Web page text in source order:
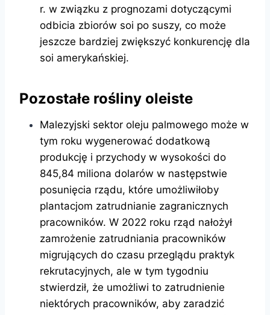
r. w związku z prognozami dotyczącymi
odbicia zbiorów soi po suszy, co może
jeszcze bardziej zwiększyć konkurencję dla
soi amerykańskiej.
Pozostałe rośliny oleiste
Malezyjski sektor oleju palmowego może w
tym roku wygenerować dodatkową
produkcję i przychody w wysokości do
845,84 miliona dolarów w następstwie
posunięcia rządu, które umożliwiłoby
plantacjom zatrudnianie zagranicznych
pracowników. W 2022 roku rząd nałożył
zamrożenie zatrudniania pracowników
migrujących do czasu przeglądu praktyk
rekrutacyjnych, ale w tym tygodniu
stwierdził, że umożliwi to zatrudnienie
niektórych pracowników, aby zaradzić